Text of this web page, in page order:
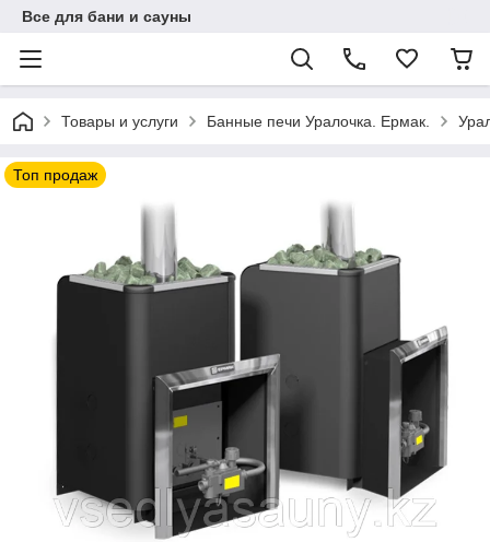
Все для бани и сауны
Товары и услуги Банные печи Уралочка. Ермак.
Топ продаж